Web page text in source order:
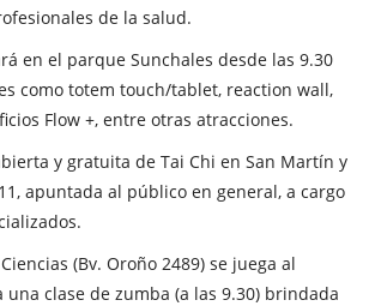
de la salud.
en el parque Sunchales desde las 9.30
como totem touch/tablet, reaction wall,
Flow +, entre otras atracciones.
y gratuita de Tai Chi en San Martín y
apuntada al público en general, a cargo
(Bv. Oroño 2489) se juega al
una clase de zumba (a las 9.30) brindada